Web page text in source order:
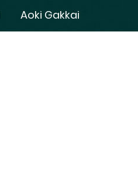
Aoki Gakkai